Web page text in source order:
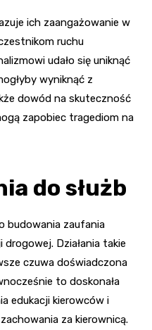
ich zaangażowanie w
ruchu
udało się uniknąć
wyniknąć z
dowód na skuteczność
zapobiec tragediom na
do służb
budowania zaufania
Działania takie
czuwa doświadczona
to doskonała
edukacji kierowców i
za kierownicą.